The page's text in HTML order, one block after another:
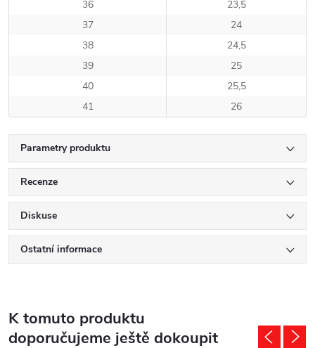
36
23,5
37
24
38
24,5
39
25
40
25,5
41
26
Parametry produktu
Recenze
Diskuse
Ostatní informace
K tomuto produktu
doporučujeme ještě dokoupit